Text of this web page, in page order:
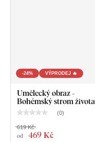
-24% VÝPRODEJ 🔥
Umělecký obraz -
Bohémský strom života
(0)
od 469 Kč
619 Kč